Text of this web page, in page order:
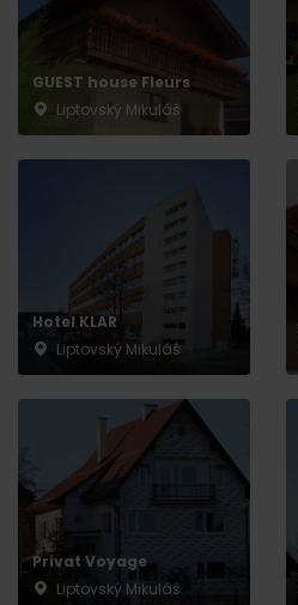
GUEST house Fleurs
Liptovský Mikuláš
Hotel KLAR
Liptovský Mikuláš
Privat Voyage
Liptovský Mikuláš